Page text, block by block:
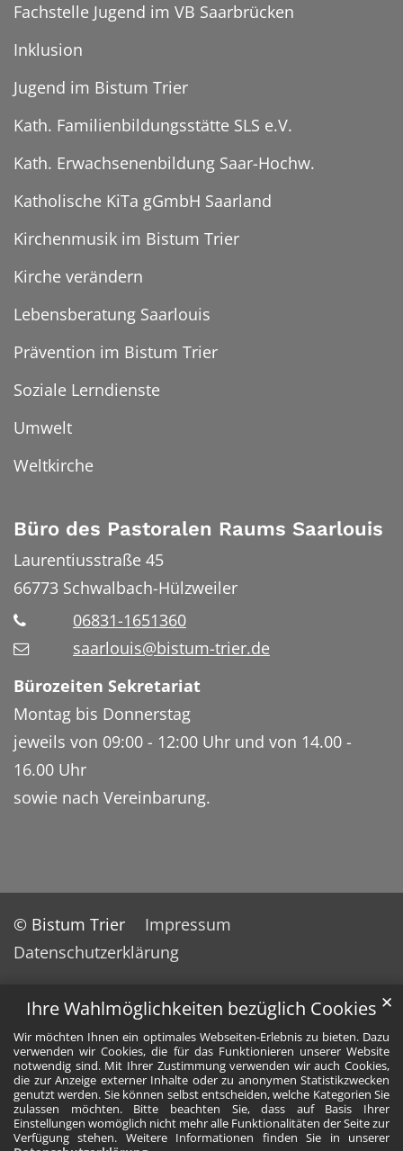
Ihre Wahlmöglichkeiten bezüglich Cookies
Wir möchten Ihnen ein optimales Webseiten-Erlebnis zu bieten. Dazu
verwenden wir Cookies, die für das Funktionieren unserer Website
notwendig sind. Mit Ihrer Zustimmung verwenden wir auch Cookies,
die zur Anzeige externer Inhalte oder zu anonymen Statistikzwecken
genutzt werden. Sie können selbst entscheiden, welche Kategorien Sie
zulassen möchten. Bitte beachten Sie, dass auf Basis Ihrer
Einstellungen womöglich nicht mehr alle Funktionalitäten der Seite zur
Verfügung stehen. Weitere Informationen finden Sie in unserer
✕
Fachstelle Jugend im VB Saarbrücken
Inklusion
Jugend im Bistum Trier
Kath. Familienbildungsstätte SLS e.V.
Kath. Erwachsenenbildung Saar-Hochw.
Katholische KiTa gGmbH Saarland
Kirchenmusik im Bistum Trier
Kirche verändern
Lebensberatung Saarlouis
Prävention im Bistum Trier
Soziale Lerndienste
Umwelt
Weltkirche
Büro des Pastoralen Raums Saarlouis
Laurentiusstraße 45
66773 Schwalbach-Hülzweiler
06831-1651360
saarlouis@bistum-trier.de
Bürozeiten Sekretariat
Montag bis Donnerstag
jeweils von 09:00 - 12:00 Uhr und von 14.00 -
16.00 Uhr
sowie nach Vereinbarung.
© Bistum Trier
Impressum
Datenschutzerklärung